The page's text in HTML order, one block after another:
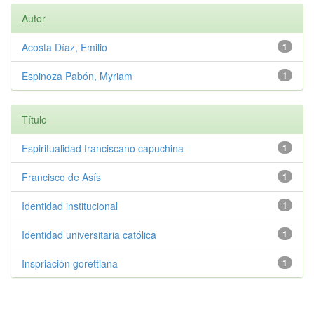
Autor
1
Acosta Díaz, Emilio
1
Espinoza Pabón, Myriam
Título
1
Espiritualidad franciscano capuchina
1
Francisco de Asís
1
Identidad institucional
1
Identidad universitaria católica
1
Inspriación gorettiana